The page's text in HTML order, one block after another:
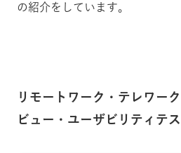
の紹介をしています。
リモートワーク・テレワー
ビュー・ユーザビリティテ